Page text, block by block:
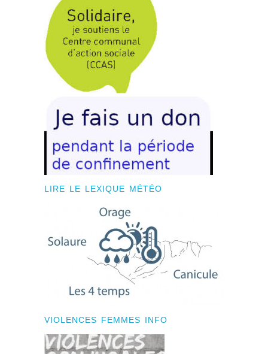
LIRE LE LEXIQUE MÉTÉO
VIOLENCES FEMMES INFO